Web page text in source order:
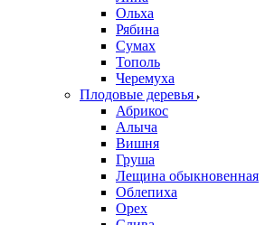
Ольха
Рябина
Сумах
Тополь
Черемуха
Плодовые деревья
Абрикос
Алыча
Вишня
Груша
Лещина обыкновенная
Облепиха
Орех